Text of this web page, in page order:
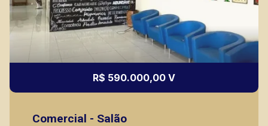
R$ 590.000,00 V
Comercial - Salão